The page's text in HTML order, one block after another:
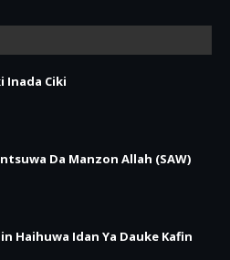
Inada Ciki
Da Manzon Allah (SAW)
Haihuwa Idan Ya Dauke Kafin